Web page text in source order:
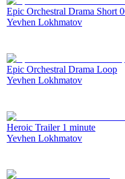
Epic Orchestral Drama Short
Yevhen Lokhmatov
Epic Orchestral Drama Loop
Yevhen Lokhmatov
Heroic Trailer 1 minute
Yevhen Lokhmatov